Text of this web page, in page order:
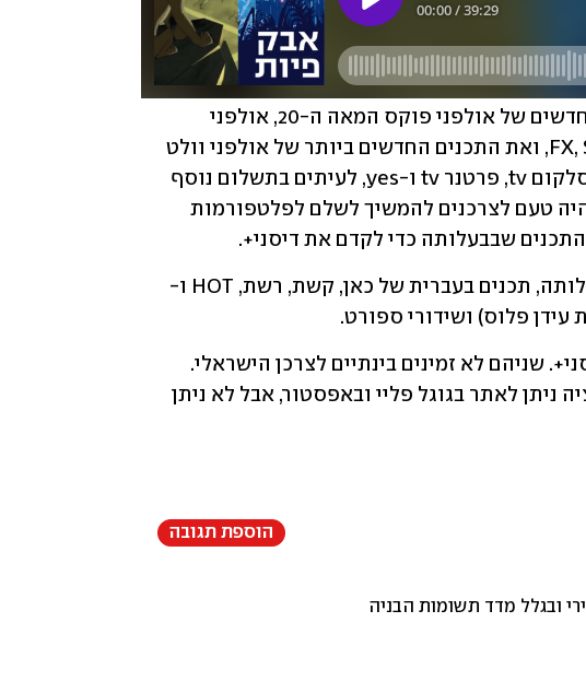
שבבעלותה כדי לקדם את דיסני+.
מה אין שם? תכנים של אולפנים שאינם בבעלותה, תכנים בעברית של כאן, קשת, רשת, HOT ו-
הוספת תגובה
ובגלל מדד תשומות הבניה